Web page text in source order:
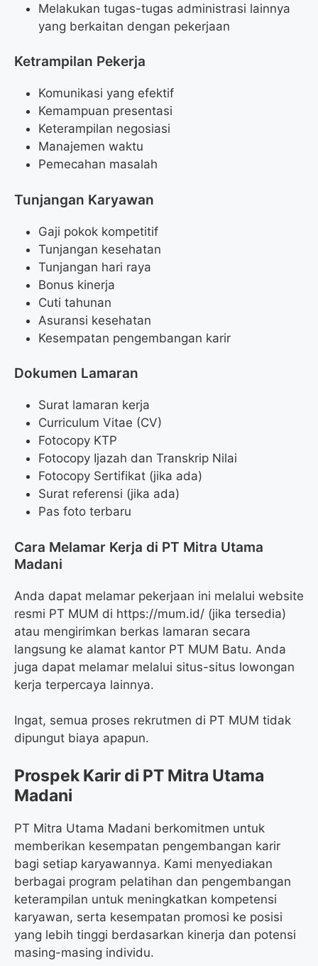
Melakukan tugas-tugas administrasi lainnya
yang berkaitan dengan pekerjaan
Ketrampilan Pekerja
Komunikasi yang efektif
Kemampuan presentasi
Keterampilan negosiasi
Manajemen waktu
Pemecahan masalah
Tunjangan Karyawan
Gaji pokok kompetitif
Tunjangan kesehatan
Tunjangan hari raya
Bonus kinerja
Cuti tahunan
Asuransi kesehatan
Kesempatan pengembangan karir
Dokumen Lamaran
Surat lamaran kerja
Curriculum Vitae (CV)
Fotocopy KTP
Fotocopy Ijazah dan Transkrip Nilai
Fotocopy Sertifikat (jika ada)
Surat referensi (jika ada)
Pas foto terbaru
Cara Melamar Kerja di PT Mitra Utama
Madani
Anda dapat melamar pekerjaan ini melalui website
resmi PT MUM di https://mum.id/ (jika tersedia)
atau mengirimkan berkas lamaran secara
langsung ke alamat kantor PT MUM Batu. Anda
juga dapat melamar melalui situs-situs lowongan
kerja terpercaya lainnya.
Ingat, semua proses rekrutmen di PT MUM tidak
dipungut biaya apapun.
Prospek Karir di PT Mitra Utama
Madani
PT Mitra Utama Madani berkomitmen untuk
memberikan kesempatan pengembangan karir
bagi setiap karyawannya. Kami menyediakan
berbagai program pelatihan dan pengembangan
keterampilan untuk meningkatkan kompetensi
karyawan, serta kesempatan promosi ke posisi
yang lebih tinggi berdasarkan kinerja dan potensi
masing-masing individu.